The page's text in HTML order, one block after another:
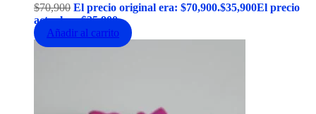
$70,900 El precio original era: $70,900.$35,900El precio
actual es: $35,900.
Añadir al carrito